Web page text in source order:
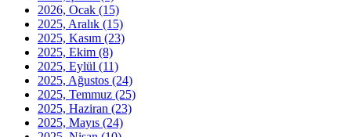
2026, Ocak (15)
2025, Aralık (15)
2025, Kasım (23)
2025, Ekim (8)
2025, Eylül (11)
2025, Ağustos (24)
2025, Temmuz (25)
2025, Haziran (23)
2025, Mayıs (24)